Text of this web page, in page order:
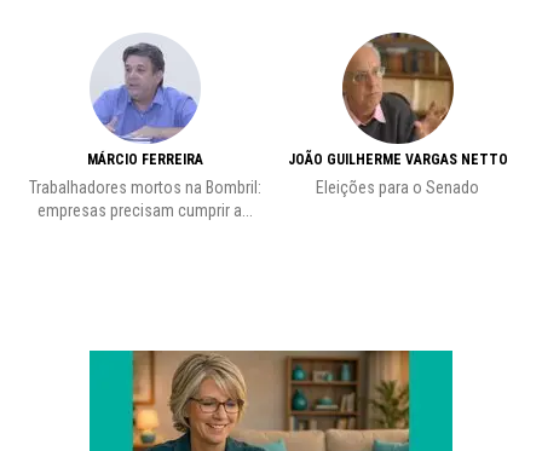
MÁRCIO FERREIRA
Trabalhadores mortos na Bombril:
empresas precisam cumprir a...
JOÃO GUILHERME VARGAS NETTO
Eleições para o Senado